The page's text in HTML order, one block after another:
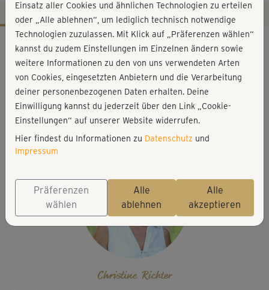
Workout-Facts
leicht
11 Min
29 kcal
Christine Richter
Kissen, Matte
Christine Richter
Einsatz aller Cookies und ähnlichen Technologien zu erteilen
oder „Alle ablehnen“, um lediglich technisch notwendige
Technologien zuzulassen. Mit Klick auf „Präferenzen wählen“
kannst du zudem Einstellungen im Einzelnen ändern sowie
weitere Informationen zu den von uns verwendeten Arten
von Cookies, eingesetzten Anbietern und die Verarbeitung
deiner personenbezogenen Daten erhalten. Deine
Einwilligung kannst du jederzeit über den Link „Cookie-
Einstellungen“ auf unserer Website widerrufen.
Hier findest du Informationen zu Datenschutz und
Impressum
Präferenzen
wählen
Alle
ablehnen
Alle
akzeptieren